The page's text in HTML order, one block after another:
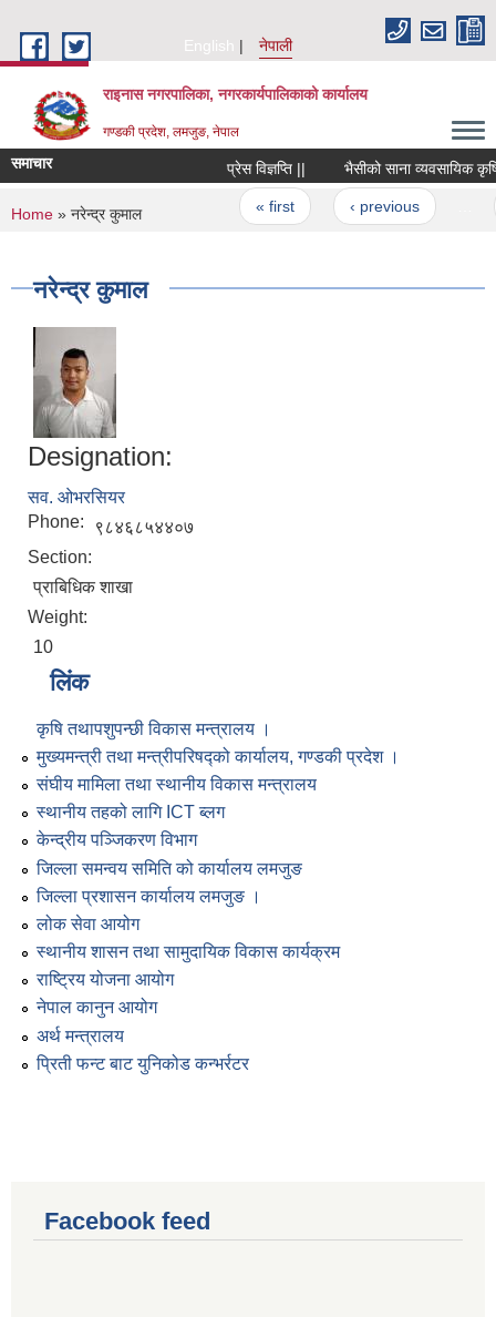
English
नेपाली
राइनास नगरपालिका, नगरकार्यपालिकाको कार्यालय
गण्डकी प्रदेश, लमजुङ, नेपाल
समाचार प्रेस विज्ञप्ति || भैसीको साना व्यवसायिक
Pages
« first ‹ previous
You are here
Home » नरेन्द्र कुमाल
नरेन्द्र कुमाल
Designation:
सव. ओभरसियर
Phone:
९८४६८५४४०७
Section:
प्राबिधिक शाखा
Weight:
10
लिंक
कृषि तथापशुपन्छी विकास मन्त्रालय ।
मुख्यमन्त्री तथा मन्त्रीपरिषद्को कार्यालय, गण्डकी प्रदेश ।
संघीय मामिला तथा स्थानीय विकास मन्त्रालय
स्थानीय तहको लागि ICT ब्लग
केन्द्रीय पञ्जिकरण विभाग
जिल्ला समन्वय समिति को कार्यालय लमजुङ
जिल्ला प्रशासन कार्यालय लमजुङ ।
लोक सेवा आयोग
स्थानीय शासन तथा सामुदायिक विकास कार्यक्रम
राष्ट्रिय योजना आयोग
नेपाल कानुन आयोग
अर्थ मन्त्रालय
प्रिती फन्ट बाट युनिकोड कन्भर्रटर
Facebook feed